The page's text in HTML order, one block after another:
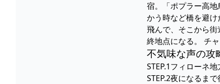
宿。「ポプラー高
かう時など橋を避
飛んで、そこから
終地点になる。 チ
不気味な声の攻
STEP.1フィローネ
STEP.2夜になるま